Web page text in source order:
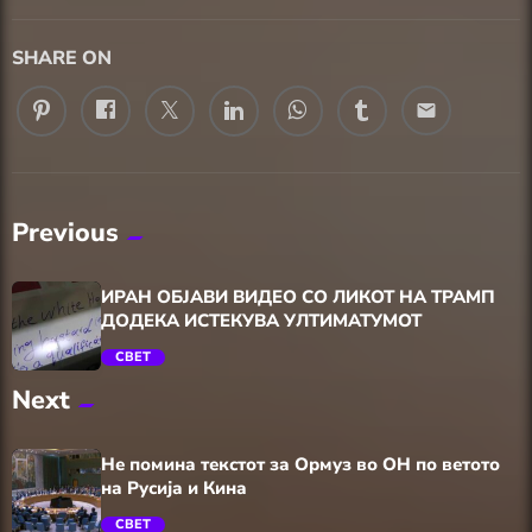
SHARE ON
email
Previous
ИРАН ОБЈАВИ ВИДЕО СО ЛИКОТ НА ТРАМП
ДОДЕКА ИСТЕКУВА УЛТИМАТУМОТ
СВЕТ
Next
Не помина текстот за Ормуз во ОН по ветото
на Русија и Кина
СВЕТ